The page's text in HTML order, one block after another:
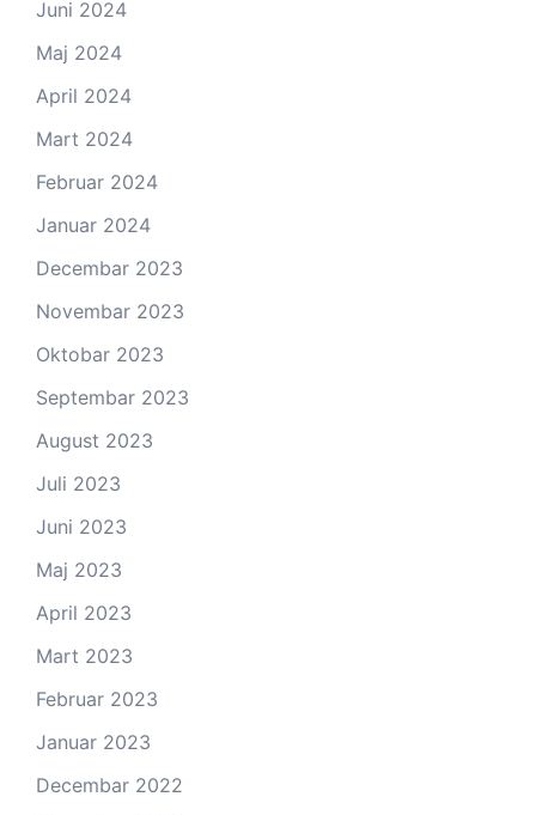
Juni 2024
Maj 2024
April 2024
Mart 2024
Februar 2024
Januar 2024
Decembar 2023
Novembar 2023
Oktobar 2023
Septembar 2023
August 2023
Juli 2023
Juni 2023
Maj 2023
April 2023
Mart 2023
Februar 2023
Januar 2023
Decembar 2022